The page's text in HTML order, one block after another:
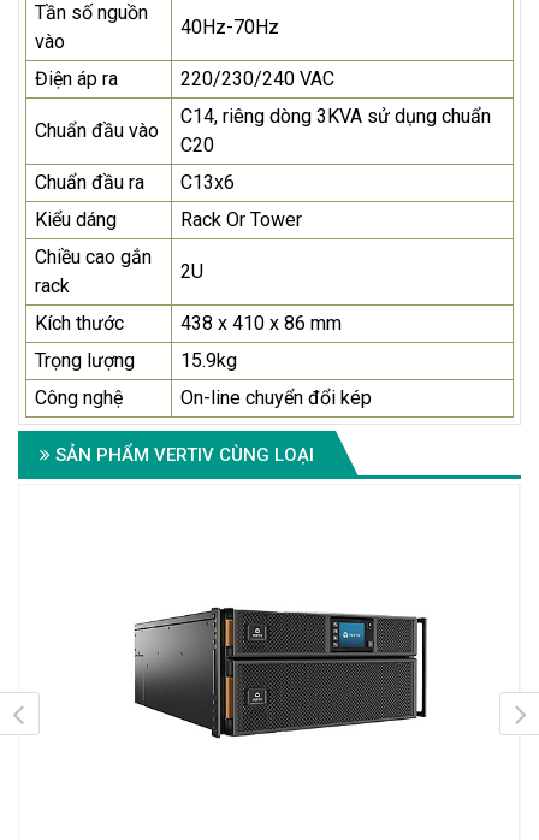
Tần số nguồn
vào
40Hz-70Hz
Điện áp ra 220/230/240 VAC
Chuẩn đầu vào
C14, riêng dòng 3KVA sử dụng chuẩn
C20
Chuẩn đầu ra
C13x6
Kiểu dáng
Rack Or Tower
Chiều cao gắn
rack
2U
Kích thước
438 x 410 x 86 mm
Trọng lượng
15.9kg
Công nghệ
On-line chuyển đổi kép
SẢN PHẨM VERTIV CÙNG LOẠI